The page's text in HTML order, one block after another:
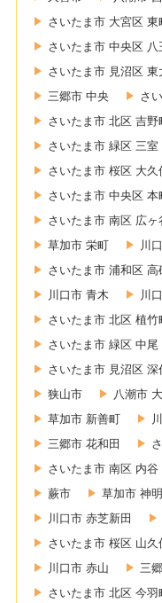
さいたま市 大宮区 東
さいたま市 中央区 八
さいたま市 見沼区 東
三郷市 中央
さ
さいたま市 北区 吉野
さいたま市 緑区 三室
さいたま市 桜区 大久
さいたま市 中央区 本
さいたま市 南区 広ヶ
草加市 栄町
川
さいたま市 浦和区 高
川口市 青木
川
さいたま市 北区 植竹
さいたま市 緑区 中尾
さいたま市 見沼区 深
狭山市
八潮市
草加市 新善町
三郷市 花和田
さいたま市 南区 内谷
蕨市
草加市 神明
川口市 赤芝新田
さいたま市 桜区 山久
川口市 赤山
三
さいたま市 北区 今羽